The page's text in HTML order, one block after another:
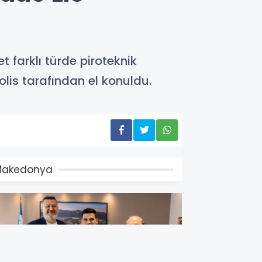
farklı türde piroteknik
tarafından el konuldu.